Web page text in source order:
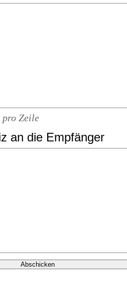
pro Zeile
an die Empfänger